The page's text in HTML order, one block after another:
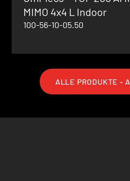
MIMO 4x4 L Indoor
100-56-10-05.50
ALLE PRODUKTE -